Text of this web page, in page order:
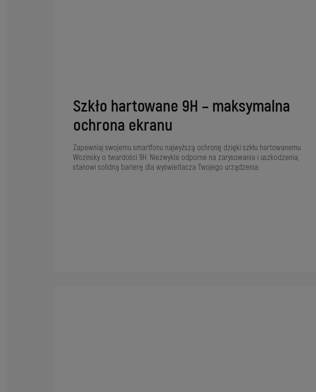
Szkło hartowane 9H – maksymalna
ochrona ekranu
Zapewniaj swojemu smartfonu najwyższą ochronę dzięki szkłu hartowanemu
Wozinsky o twardości 9H. Niezwykle odporne na zarysowania i uszkodzenia,
stanowi solidną barierę dla wyświetlacza Twojego urządzenia.